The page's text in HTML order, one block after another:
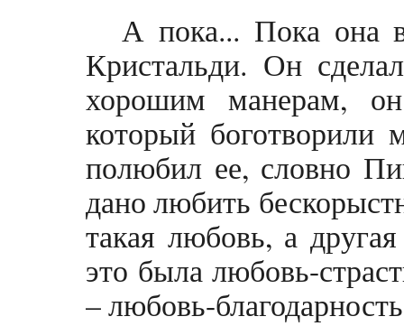
А пока... Пока она
Кристальди. Он
хорошим манерам,
который боготворили
полюбил ее, словно
дано любить
такая любовь, а
это была любовь-
– любовь-